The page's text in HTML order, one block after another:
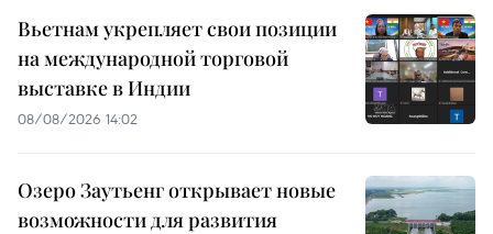
Вьетнам укрепляет свои позиции
на международной торговой
выставке в Индии
08/08/2026 14:02
Озеро Заутьенг открывает новые
возможности для развития